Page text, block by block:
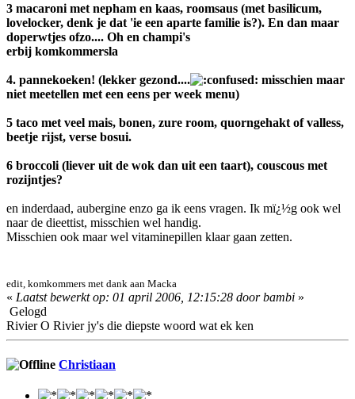
3 macaroni met nepham en kaas, roomsaus (met basilicum,
lovelocker, denk je dat 'ie een aparte familie is?). En dan maar
doperwtjes ofzo.... Oh en champi's
erbij komkommersla
4. pannekoeken! (lekker gezond....
misschien maar
niet meetellen met een eens per week menu)
5 taco met veel mais, bonen, zure room, quorngehakt of valless,
beetje rijst, verse bosui.
6 broccoli (liever uit de wok dan uit een taart), couscous met
rozijntjes?
en inderdaad, aubergine enzo ga ik eens vragen. Ik mï¿½g ook wel
naar de dieettist, misschien wel handig.
Misschien ook maar wel vitaminepillen klaar gaan zetten.
edit, komkommers met dank aan Macka
« Laatst bewerkt op: 01 april 2006, 12:15:28 door bambi »
Gelogd
Rivier O Rivier jy's die diepste woord wat ek ken
Christiaan